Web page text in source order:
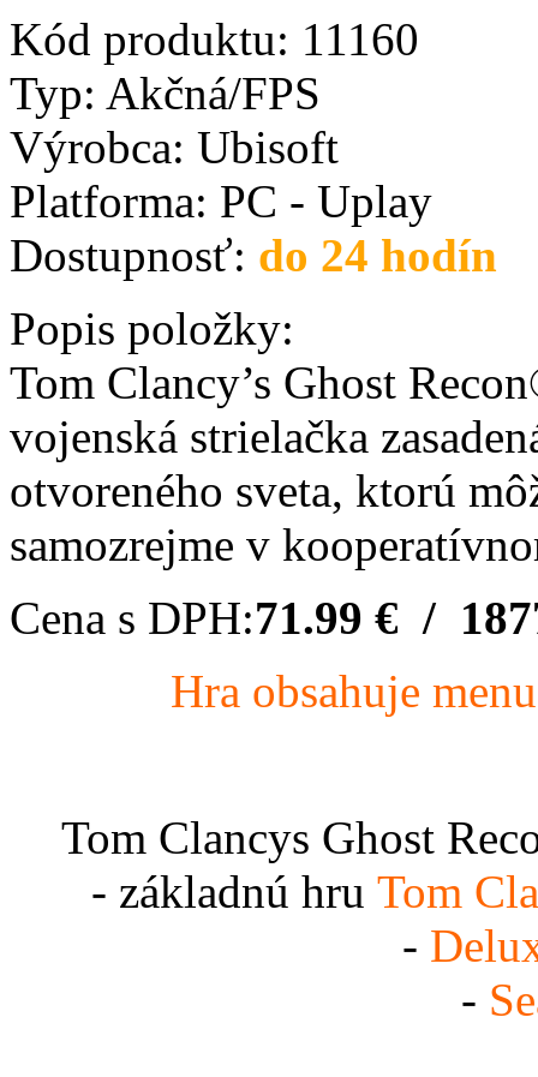
Kód produktu: 11160
Typ: Akčná/FPS
Výrobca: Ubisoft
Platforma: PC - Uplay
Dostupnosť: do 24 hodín
Popis položky:
Tom Clancy’s Ghost
vojenská strielačka
otvoreného sveta, ktorú
samozrejme v
Cena s DPH:71.99 € /
Hra obsahuje
Tom Clancys Ghost
- základnú hru Tom
-
-